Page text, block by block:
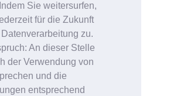
Sie weitersurfen,
für die Zukunft
zu.
An dieser Stelle
der Verwendung von
und die
entsprechend